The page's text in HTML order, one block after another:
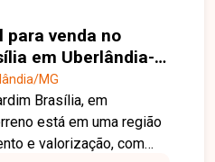
para venda no
em Uberlândia-
MG
Brasília, em
está em uma região
e valorização, com